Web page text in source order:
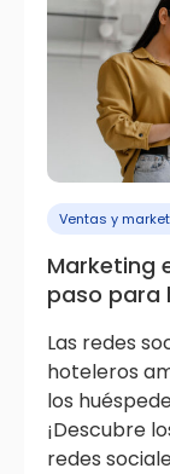
Ventas y
Marketing
paso para
Las redes
hoteleros
los
¡Descubre
redes